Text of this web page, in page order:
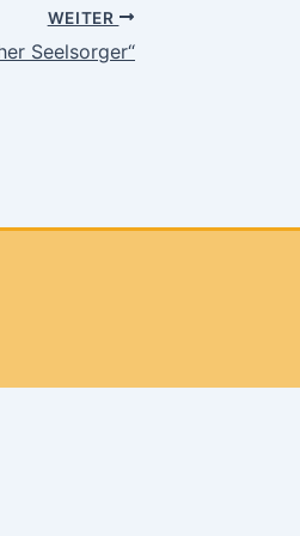
WEITER
Seelsorger“